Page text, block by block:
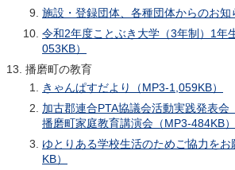
施設・登録団体、各種団体からのお知
令和2年度ことぶき大学（3年制）1年
053KB）
播磨町の教育
きゃんぱすだより（MP3-1,059KB）
加古郡連合PTA協議会活動実践発表会
播磨町家庭教育講演会（MP3-484KB）
ゆとりある学校生活のためご協力を
KB）